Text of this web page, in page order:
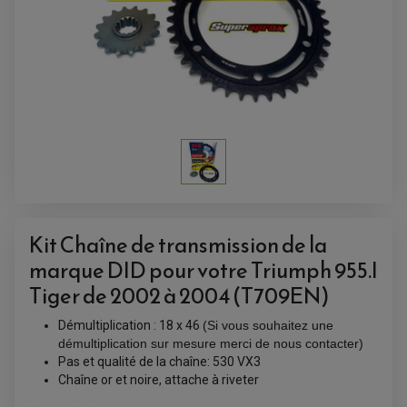
ACCESSOIRES QUAD
ACCESSOIRES ANODISES POUR QUAD
BOUCHON DE RÉSERVOIR QUAD
GUIDON QUAD
KIT DÉCO QUAD / SSV
KIT POIGNÉE DE GAZ QUAD
POIGNÉE QUAD
PROTÈGE-MAINS
Kit Chaîne de transmission de la
marque DID pour votre Triumph 955.I
Tiger de 2002 à 2004 (T709EN)
Démultiplication : 18 x 46 (Si vous souhaitez une
démultiplication sur mesure merci de nous contacter)
Pas et qualité de la chaîne: 530 VX3
Chaîne or et noire, attache à riveter